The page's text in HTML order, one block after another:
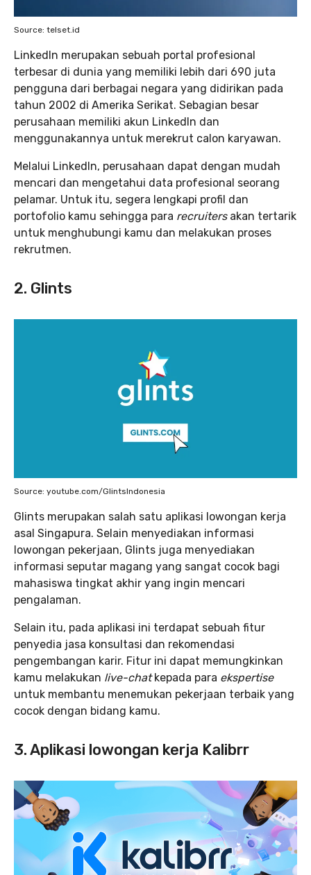
Source: telset.id
LinkedIn merupakan sebuah portal profesional
terbesar di dunia yang memiliki lebih dari 690 juta
pengguna dari berbagai negara yang didirikan pada
tahun 2002 di Amerika Serikat. Sebagian besar
perusahaan memiliki akun LinkedIn dan
menggunakannya untuk merekrut calon karyawan.
Melalui LinkedIn, perusahaan dapat dengan mudah
mencari dan mengetahui data profesional seorang
pelamar. Untuk itu, segera lengkapi profil dan
portofolio kamu sehingga para recruitersakan tertarik
untuk menghubungi kamu dan melakukan proses
rekrutmen.
2. Glints
Source: youtube.com/GlintsIndonesia
Glints merupakan salah satu aplikasi lowongan kerja
asal Singapura. Selain menyediakan informasi
lowongan pekerjaan, Glints juga menyediakan
informasi seputar magang yang sangat cocok bagi
mahasiswa tingkat akhir yang ingin mencari
pengalaman.
Selain itu, pada aplikasi ini terdapat sebuah fitur
penyedia jasa konsultasi dan rekomendasi
pengembangan karir. Fitur ini dapat memungkinkan
kamu melakukan live-chatkepada para ekspertise
untuk membantu menemukan pekerjaan terbaik yang
cocok dengan bidang kamu.
3. Aplikasi lowongan kerja Kalibrr